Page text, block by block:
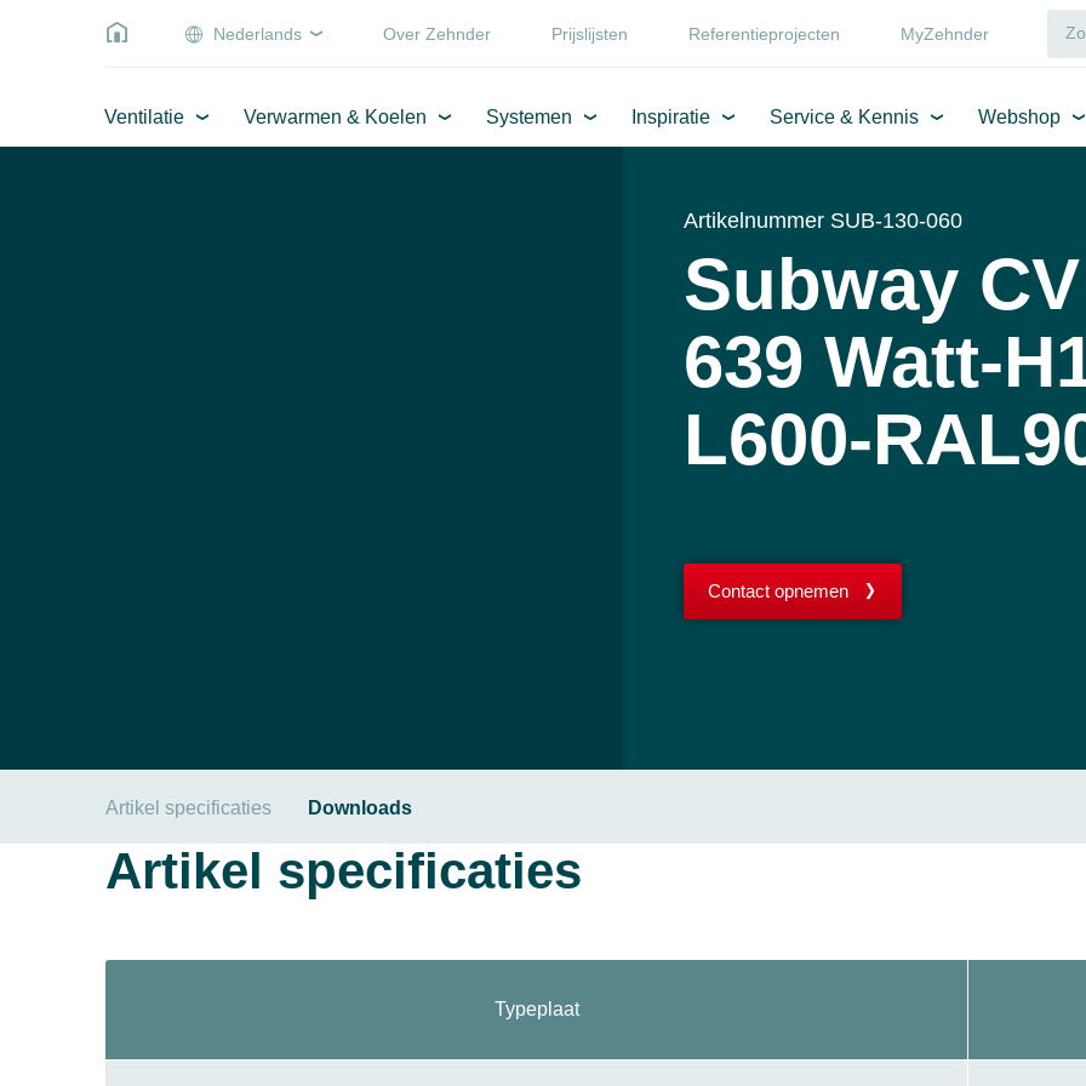
Nederlands Over Zehnder Prijslijsten Referentieprojecten MyZehnder
Ventilatie Verwarmen & Koelen Systemen Inspiratie Service & Kennis Webshop
Artikelnummer SUB-130-060
Subway
639 Watt-
L600-
Contact opnemen
Artikel specificaties Downloads
Artikel specificaties
Typeplaat